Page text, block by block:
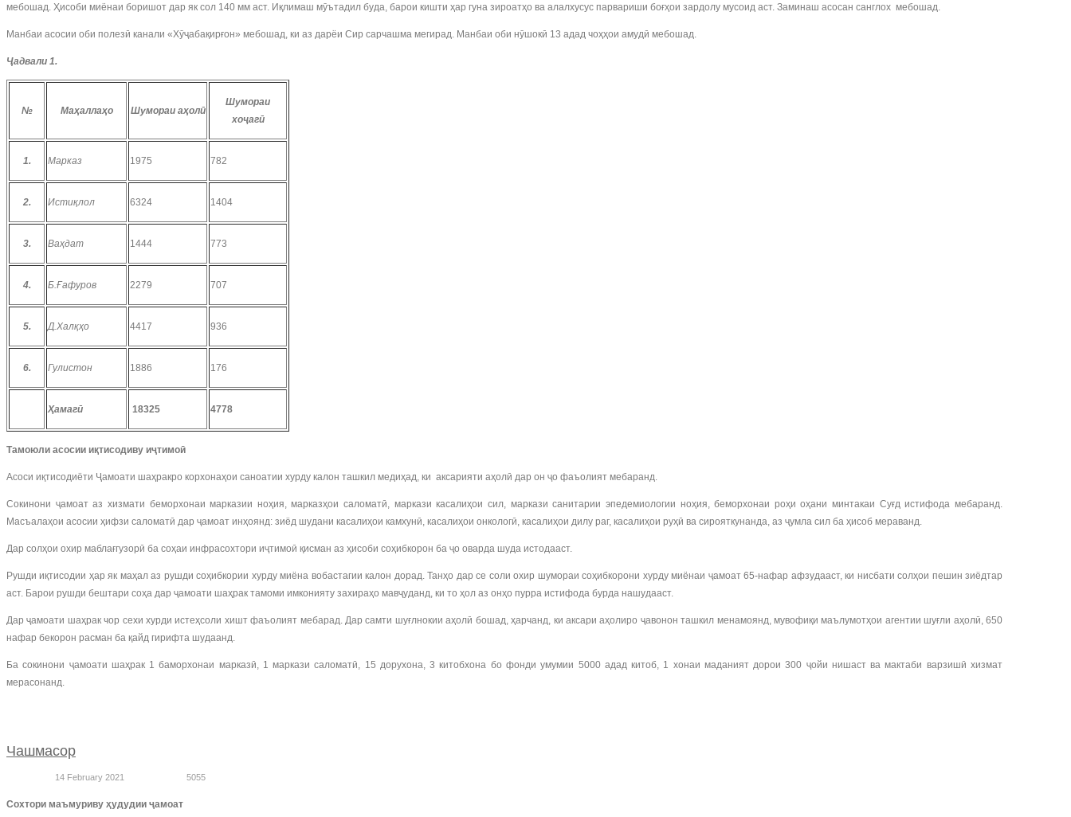
мебошад. Ҳисоби миёнаи боришот дар як сол 140 мм аст. Иқлимаш мӯътадил буда, барои кишти ҳар гуна зироатҳо ва алалхусус парвариши боғҳои зардолу мусоид аст. Заминаш асосан санглох мебошад.
Манбаи асосии оби полезӣ канали «Хӯҷабақирғон» мебошад, ки аз дарёи Сир сарчашма мегирад. Манбаи оби нӯшокӣ 13 адад чоҳҳои амудӣ мебошад.
Ҷадвали 1.
№ Маҳаллаҳо Шумораи аҳолӣ
Шумораи
хоҷагӣ
1. Марказ 1975 782
2. Истиқлол 6324 1404
3. Ваҳдат 1444 773
4. Б.Ғафуров 2279 707
5. Д.Халқҳо 4417 936
6. Гулистон 1886 176
Ҳамагӣ 18325 4778
Тамоюли асосии иқтисодиву иҷтимоӣ
Асоси иқтисодиёти Ҷамоати шаҳракро корхонаҳои саноатии хурду калон ташкил медиҳад, ки аксарияти аҳолӣ дар он ҷо фаъолият мебаранд.
Сокинони ҷамоат аз хизмати беморхонаи марказии ноҳия, марказҳои саломатӣ, маркази касалиҳои сил, маркази санитарии эпедемиологии ноҳия, беморхонаи роҳи оҳани минтакаи Суғд истифода мебаранд.
Масъалаҳои асосии ҳифзи саломатӣ дар ҷамоат инҳоянд: зиёд шудани касалиҳои камхунӣ, касалиҳои онкологӣ, касалиҳои дилу раг, касалиҳои руҳӣ ва сирояткунанда, аз ҷумла сил ба ҳисоб мераванд.
Дар солҳои охир маблағгузорӣ ба соҳаи инфрасохтори иҷтимоӣ қисман аз ҳисоби соҳибкорон ба ҷо оварда шуда истодааст.
Рушди иқтисодии ҳар як маҳал аз рушди соҳибкории хурду миёна вобастагии калон дорад. Танҳо дар се соли охир шумораи соҳибкорони хурду миёнаи ҷамоат 65-нафар афзудааст, ки нисбати солҳои пешин зиёдтар
аст. Барои рушди бештари соҳа дар ҷамоати шаҳрак тамоми имконияту захираҳо мавҷуданд, ки то ҳол аз онҳо пурра истифода бурда нашудааст.
Дар ҷамоати шаҳрак чор сехи хурди истеҳсоли хишт фаъолият мебарад. Дар самти шуғлнокии аҳолӣ бошад, ҳарчанд, ки аксари аҳолиро ҷавонон ташкил менамоянд, мувофиқи маълумотҳои агентии шуғли аҳолӣ, 650
нафар бекорон расман ба қайд гирифта шудаанд.
Ба сокинони ҷамоати шаҳрак 1 баморхонаи марказӣ, 1 маркази саломатӣ, 15 дорухона, 3 китобхона бо фонди умумии 5000 адад китоб, 1 хонаи маданият дорои 300 ҷойи нишаст ва мактаби варзишӣ хизмат
мерасонанд.
Чашмасор
14 February 2021 5055
Сохтори маъмуриву ҳудудии ҷамоат